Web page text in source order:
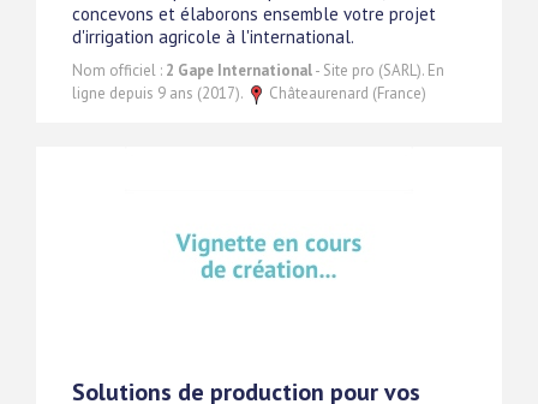
concevons et élaborons ensemble votre projet
d'irrigation agricole à l'international.
Nom officiel : 2 Gape International- Site pro (SARL). En
ligne depuis 9 ans (2017).
Châteaurenard (France)
Solutions de production pour vos